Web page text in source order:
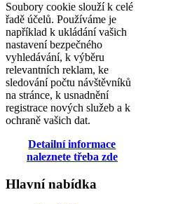
Soubory cookie slouží k celé
řadě účelů. Používáme je
například k ukládání vašich
nastavení bezpečného
vyhledávání, k výběru
relevantních reklam, ke
sledování počtu návštěvníků
na stránce, k usnadnění
registrace nových služeb a k
ochraně vašich dat.
Detailní informace
naleznete třeba zde
Hlavní nabídka